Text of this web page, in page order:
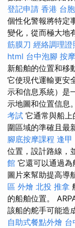
登記申請 香港 台
個性化警報將特定
變化，從而極大地
筋膜刀 經絡調理證
html 台中泡腳 按
新船舶的位置和移
它使現代運輸更安
示和信息系統）是
示地圖和位置信息。
考試 它通常與船
圍區域的準確且最
腳底按摩課程 逢甲
位置，設計路線，
館 它還可以通過
圖片來幫助提高導
區 外燴 北投 推拿
的船舶位置。
該船的舵手可能造
自助式餐點外燴 台